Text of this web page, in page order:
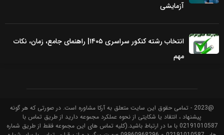
آزمایشی
انتخاب رشته کنکور سراسری ۱۴۰۵| راهنمای جامع، زمان، نکات
مهم
@2023 - تمامی حقوق این سایت متعلق به آرکا مشاوره است. در صورتی که هر گونه
پیشنهاد ، انتقاد یا شکایتی از نحوه عملکرد مجموعه دارید از طریق تماس با
02191010587 با ما در ارتباط باشید.(کلیه تماس های این مجموعه فقط از طریق شماره